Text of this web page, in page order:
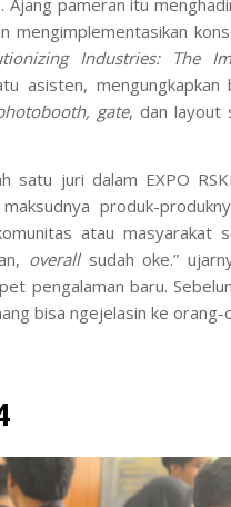
mengimplementasikan
Industries: The
asisten, mengungkapkan
gate, dan layout
satu juri dalam EXPO
produk-
atau masyarakat
overallsudah oke.”
pengalaman baru.
bisa ngejelasin ke